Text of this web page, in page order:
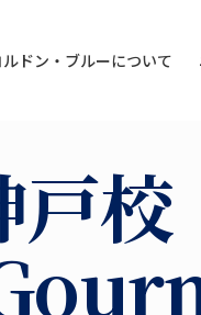
ドン・ブルーについて
戸校